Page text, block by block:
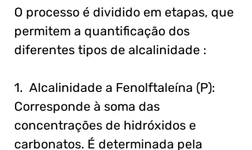
O processo é dividido em etapas, que
permitem a quantificação dos
diferentes tipos de alcalinidade :
1.  Alcalinidade a Fenolftaleína (P):
Corresponde à soma das
concentrações de hidróxidos e
carbonatos. É determinada pela